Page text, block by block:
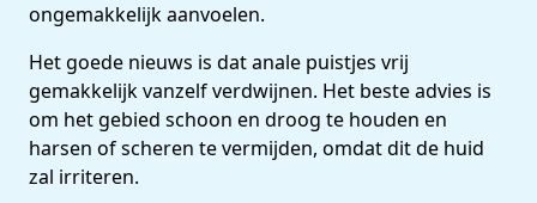
ongemakkelijk aanvoelen.
Het goede nieuws is dat anale puistjes vrij
gemakkelijk vanzelf verdwijnen. Het beste advies is
om het gebied schoon en droog te houden en
harsen of scheren te vermijden, omdat dit de huid
zal irriteren.